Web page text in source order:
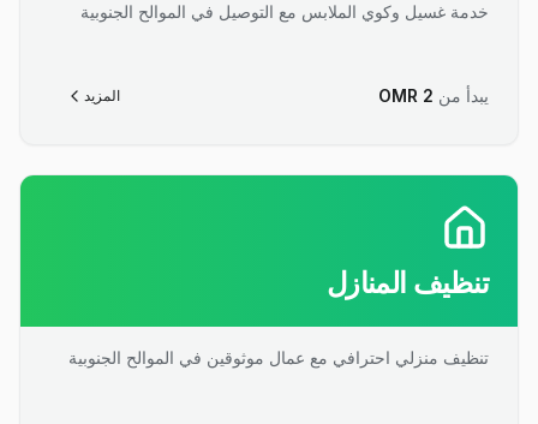
خدمة غسيل وكوي الملابس مع التوصيل في الموالح الجنوبية
يبدأ من OMR 2 المزيد
تنظيف المنازل
تنظيف منزلي احترافي مع عمال موثوقين في الموالح الجنوبية